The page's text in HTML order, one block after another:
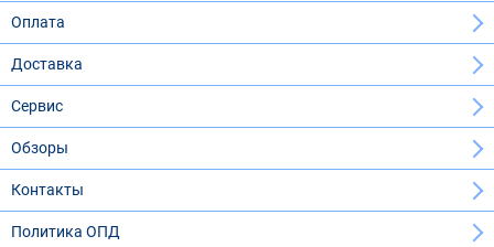
Оплата
Доставка
Сервис
Обзоры
Контакты
Политика ОПД